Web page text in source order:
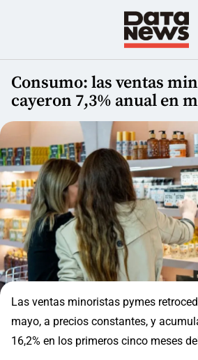
Consumo: las ventas
cayeron 7,3% anual en
Las ventas minoristas pymes
mayo, a precios constantes, y
16,2% en los primeros cinco meses